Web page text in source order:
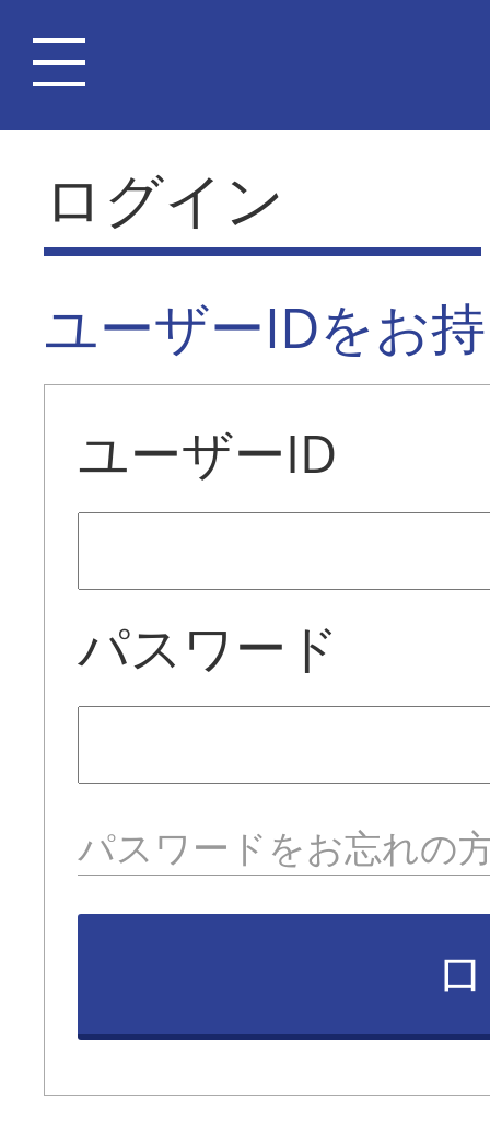
ログイン
ユーザーIDをお
ユーザーID
パスワード
パスワードをお忘れの